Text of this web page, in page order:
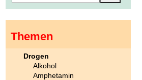
Themen
Drogen
Alkohol
Amphetamin